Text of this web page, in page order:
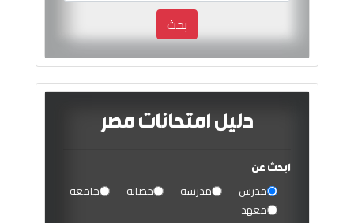
بحث
دليل امتحانات مصر
ابحث عن
مدرس مدرسة حضانة
جامعة
معهد